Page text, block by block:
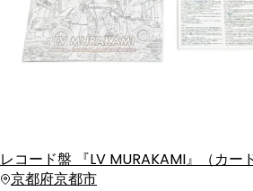
レコード盤 『LV MURAKAMI』（カー
京都府京都市